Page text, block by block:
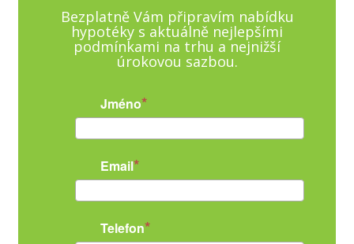
Bezplatně Vám připravím nabídku
hypotéky s aktuálně nejlepšími
podmínkami na trhu a nejnižší
úrokovou sazbou.
Jméno
Email
Telefon